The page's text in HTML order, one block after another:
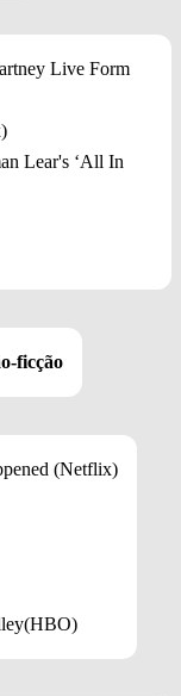
Live Form
Lear's ‘All In
ficção
(Netflix)